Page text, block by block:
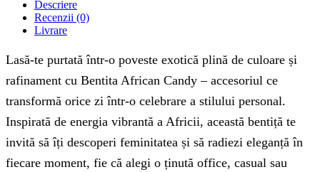
Descriere
Recenzii (0)
Livrare
Lasă-te purtată într-o poveste exotică plină de culoare și
rafinament cu Bentita African Candy – accesoriul ce
transformă orice zi într-o celebrare a stilului personal.
Inspirată de energia vibrantă a Africii, această bentiță te
invită să îți descoperi feminitatea și să radiezi eleganță în
fiecare moment, fie că alegi o ținută office, casual sau